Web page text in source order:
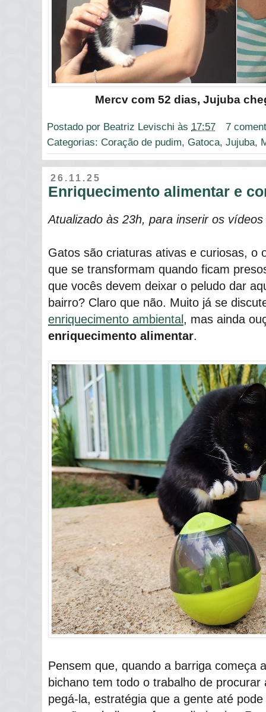
Mercv com 52 dias, Jujuba
Postado por Beatriz Levischi às 17:57
7
Categorias: Coração de pudim, Gatoca, Jujuba,
26.11.25
Enriquecimento alimentar e
Atualizado às 23h, para inserir os
Gatos são criaturas ativas e curiosas, o
que se transformam quando ficam
que vocês devem deixar o peludo dar
bairro? Claro que não. Muito já se
enriquecimento ambiental, mas ainda
enriquecimento alimentar.
Pensem que, quando a barriga começa
bichano tem todo o trabalho de
pegá-la, estratégia que a gente até pode